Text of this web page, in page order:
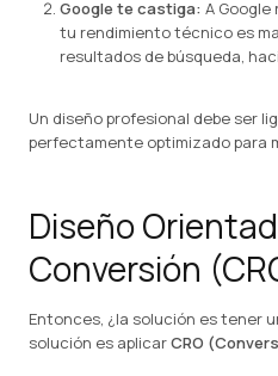
Google te castiga: A Google
tu rendimiento técnico es
resultados de búsqueda,
Un diseño profesional debe ser
perfectamente optimizado para
Diseño
Conversión
Entonces, ¿la solución es tener
solución es aplicarCRO